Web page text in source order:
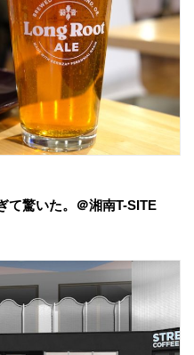
て驚いた。＠湘南T-SITE